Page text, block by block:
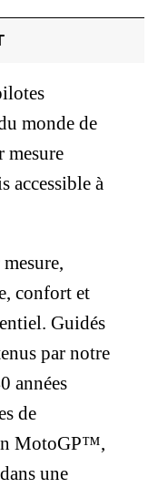
monde de
mesure
accessible à
confort et
Guidés
par notre
années
de
MotoGP™,
une